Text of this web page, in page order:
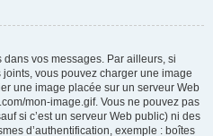
vos messages. Par ailleurs, si
joints, vous pouvez charger une image
une image placée sur un serveur Web
mon-image.gif. Vous ne pouvez pas
si c’est un serveur Web public) ni des
d’authentification, exemple : boîtes